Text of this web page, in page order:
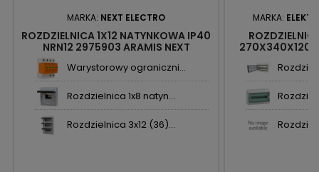
MARKA: NEXT ELECTRO
ROZDZIELNICA 1X12 NATYNKOWA IP40
NRN12 2975903 ARAMIS NEXT
Warystorowy ograniczni...
Rozdzielnica 1x8 natyn...
Rozdzielnica 3x12 (36)...
MARKA:
270X340X120